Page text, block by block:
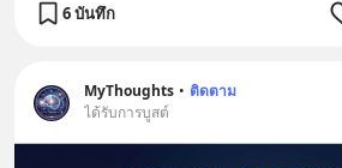
6 บันทึก
MyThoughts • ติดตาม
ได้รับการบูสต์